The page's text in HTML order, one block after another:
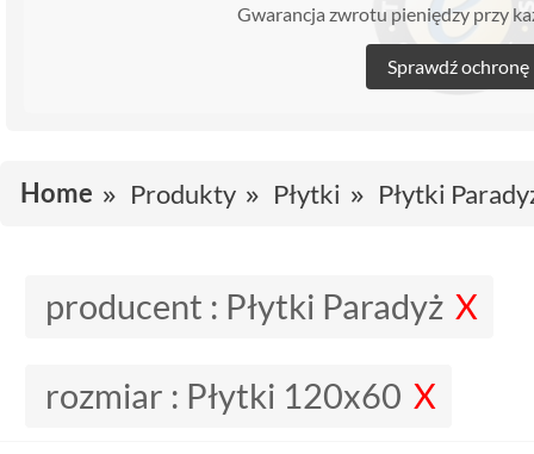
Gwarancja zwrotu pieniędzy przy
Sprawdź ochronę
Home Produkty Płytki Płytki
producent : Płytki Paradyż
rozmiar : Płytki 120x60